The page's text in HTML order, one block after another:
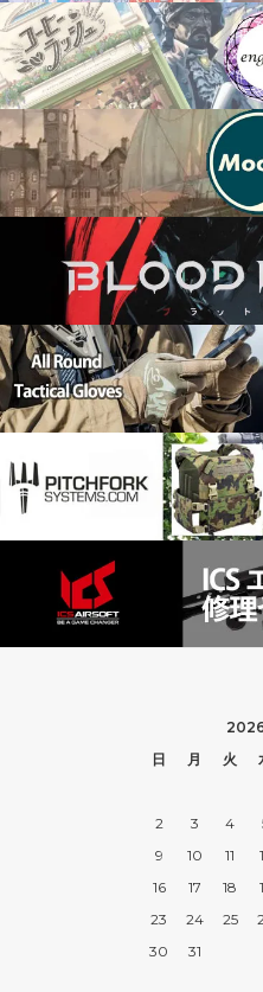
日
月 火
2
3 4
9
10 11
16
17 18
23
24 25
30
31